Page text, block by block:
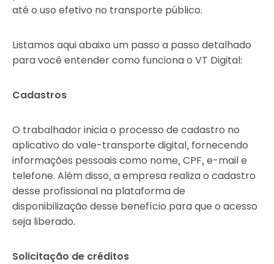
até o uso efetivo no transporte público.
Listamos aqui abaixo um passo a passo detalhado
para você entender como funciona o VT Digital:
Cadastros
O trabalhador inicia o processo de cadastro no
aplicativo do vale-transporte digital, fornecendo
informações pessoais como nome, CPF, e-mail e
telefone. Além disso, a empresa realiza o cadastro
desse profissional na plataforma de
disponibilização desse benefício para que o acesso
seja liberado.
Solicitação de créditos